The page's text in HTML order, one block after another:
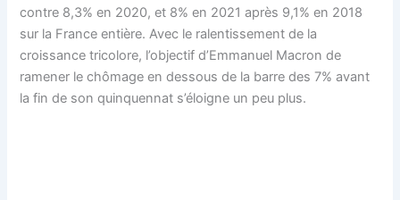
contre 8,3% en 2020, et 8% en 2021 après 9,1% en 2018
sur la France entière. Avec le ralentissement de la
croissance tricolore, l’objectif d’Emmanuel Macron de
ramener le chômage en dessous de la barre des 7% avant
la fin de son quinquennat s’éloigne un peu plus.